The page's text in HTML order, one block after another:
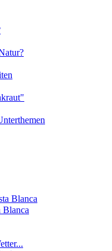
Blanca